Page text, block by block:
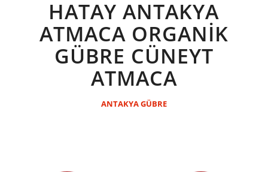
HATAY ANTAKYA
ATMACA ORGANİK
GÜBRE CÜNEYT
ATMACA
ANTAKYA GÜBRE